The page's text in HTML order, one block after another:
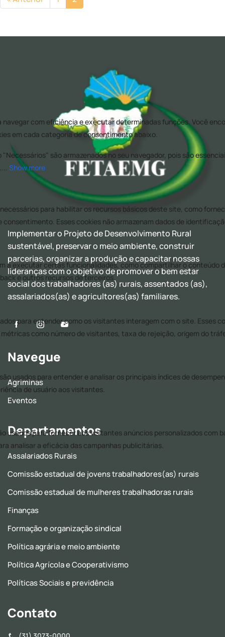
Implementar o Projeto de Desenvolvimento Rural
sustentável, preservar o meio ambiente, construir
parcerias, organizar a produção e capacitar nossas
lideranças com o objetivo de promover o bem estar
social dos trabalhadores (as) rurais, assentados (as),
assalariados(as) e agricultores(as) familiares.
Navegue
Agriminas
Eventos
Departamentos
Assalariados Rurais
Comissão estadual de jovens trabalhadores(as) rurais
Comissão estadual de mulheres trabalhadoras rurais
Finanças
Formação e organização sindical
Política agrária e meio ambiente
Política Agrícola e Cooperativismo
Políticas Sociais e previdência
Contato